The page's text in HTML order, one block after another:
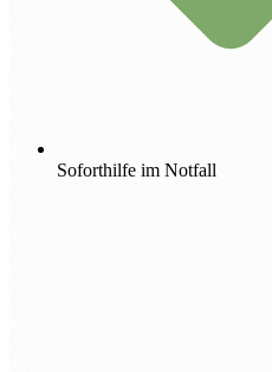
Soforthilfe im Notfall